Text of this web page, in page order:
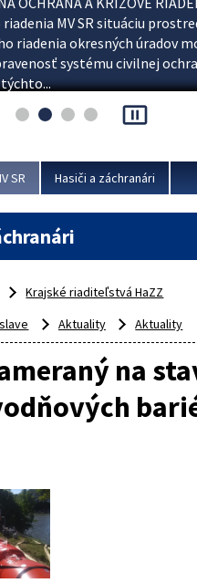
MV SR situáciu
riadenia okresných úradov
systému civilnej
pause_presentation
SR Hasiči a záchranári
Krajské riaditeľstvá HaZZ
Aktuality Aktuality
na